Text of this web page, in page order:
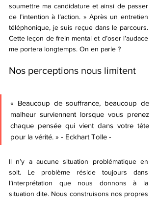
soumettre ma candidature et ainsi de passer
de l’intention à l’action. » Après un entretien
téléphonique, je suis reçue dans le parcours.
Cette leçon de frein mental et d’oser l’audace
me portera longtemps. On en parle ?
Nos perceptions nous limitent
« Beaucoup de souffrance, beaucoup de
malheur surviennent lorsque vous prenez
chaque pensée qui vient dans votre tête
pour la vérité. » - Eckhart Tolle -
Il n’y a aucune situation problématique en
soit. Le problème réside toujours dans
l’interprétation que nous donnons à la
situation dite. Nous construisons nos propres